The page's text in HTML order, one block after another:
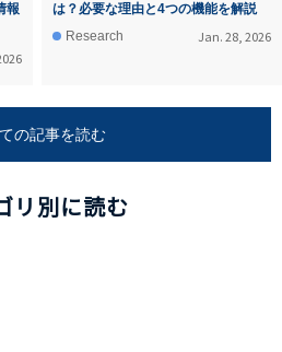
報
は？必要な理由と4つの機能を解説
Research
Jan. 28, 2026
の記事を読む
リ別に読む